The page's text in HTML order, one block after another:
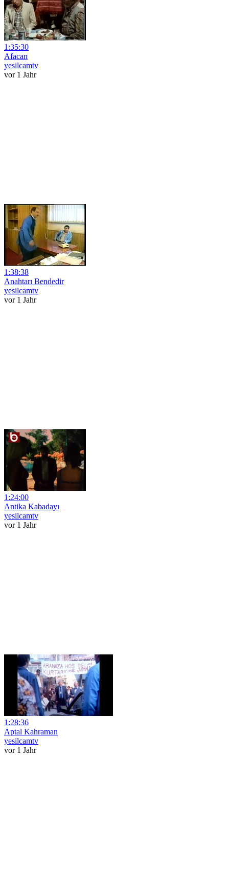
1:35:30
Afacan
yesilcamtv
vor 1 Jahr
1:38:38
Anahtarı Bendedir
yesilcamtv
vor 1 Jahr
1:24:00
Antika Kabadayı
yesilcamtv
vor 1 Jahr
1:28:36
Aptal Kahraman
yesilcamtv
vor 1 Jahr